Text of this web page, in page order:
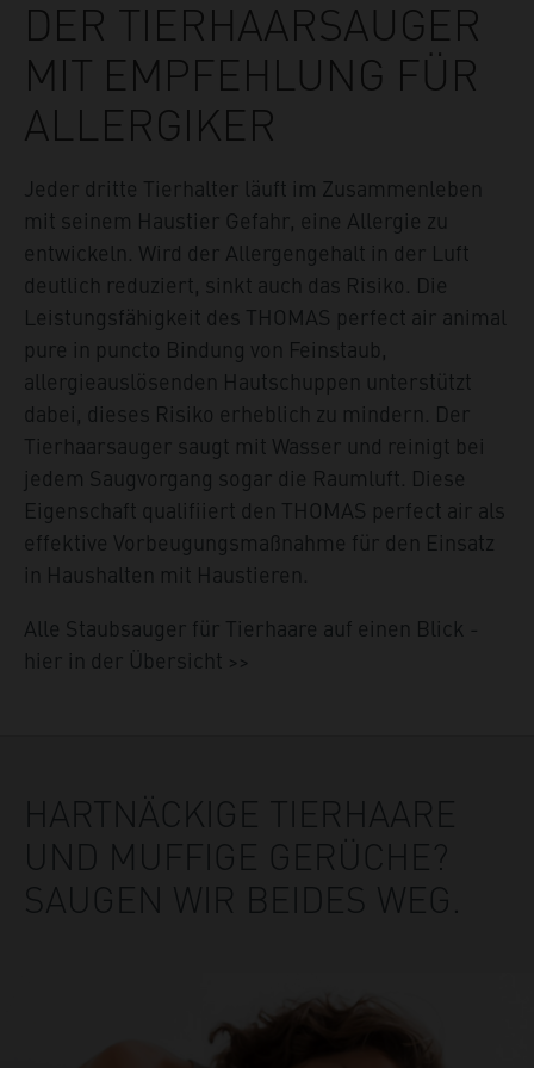
DER TIERHAARSAUGER
MIT EMPFEHLUNG FÜR
ALLERGIKER
Jeder dritte Tierhalter läuft im Zusammenleben
mit seinem Haustier Gefahr, eine Allergie zu
entwickeln. Wird der Allergengehalt in der Luft
deutlich reduziert, sinkt auch das Risiko. Die
Leistungsfähigkeit des THOMAS perfect air animal
pure in puncto Bindung von Feinstaub,
allergieauslösenden Hautschuppen unterstützt
dabei, dieses Risiko erheblich zu mindern. Der
Tierhaarsauger saugt mit Wasser und reinigt bei
jedem Saugvorgang sogar die Raumluft. Diese
Eigenschaft qualifiiert den THOMAS perfect air als
effektive Vorbeugungsmaßnahme für den Einsatz
in Haushalten mit Haustieren.
Alle Staubsauger für Tierhaare auf einen Blick -
hier in der Übersicht >>
HARTNÄCKIGE TIERHAARE
UND MUFFIGE GERÜCHE?
SAUGEN WIR BEIDES WEG.